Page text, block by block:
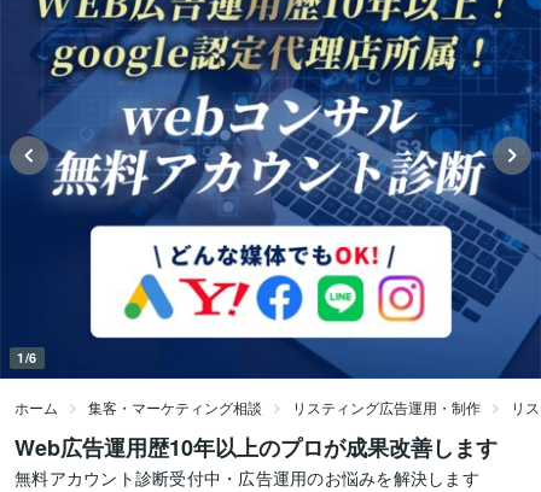
1/6
ホーム 集客・マーケティング相談 リスティング広告運用・制作 リ
Web広告運用歴10年以上のプロが成果改善します
無料アカウント診断受付中・広告運用のお悩みを解決します